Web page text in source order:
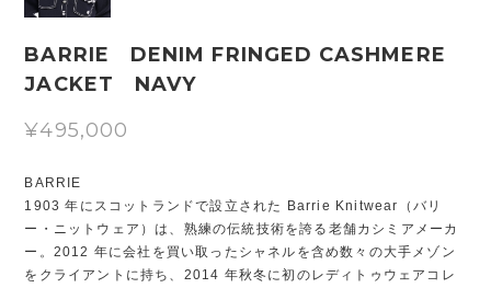
BARRIE DENIM FRINGED CASHMERE
JACKET NAVY
¥495,000
BARRIE
1903 年にスコットランドで設立された Barrie Knitwear（バリ
ー・ニットウェア）は、熟練の伝統技術を誇る老舗カシミアメーカ
ー。2012 年に会社を買い取ったシャネルを含め数々の大手メゾン
をクライアントに持ち、2014 年秋冬に初のレディトゥウェアコレ